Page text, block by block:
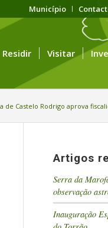
Município
Residir Visitar
de Castelo Rodrigo aprova
Artigos
Serra da
observação
Inauguração